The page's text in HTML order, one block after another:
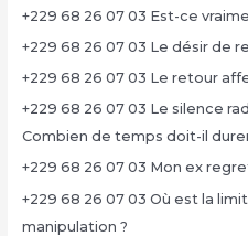
+229 68 26 07 03 Est-ce
+229 68 26 07 03 Le désir de
+229 68 26 07 03 Le retour
+229 68 26 07 03 Le silence
Combien de temps doit-il
+229 68 26 07 03 Mon ex
+229 68 26 07 03 Où est la
manipulation ?